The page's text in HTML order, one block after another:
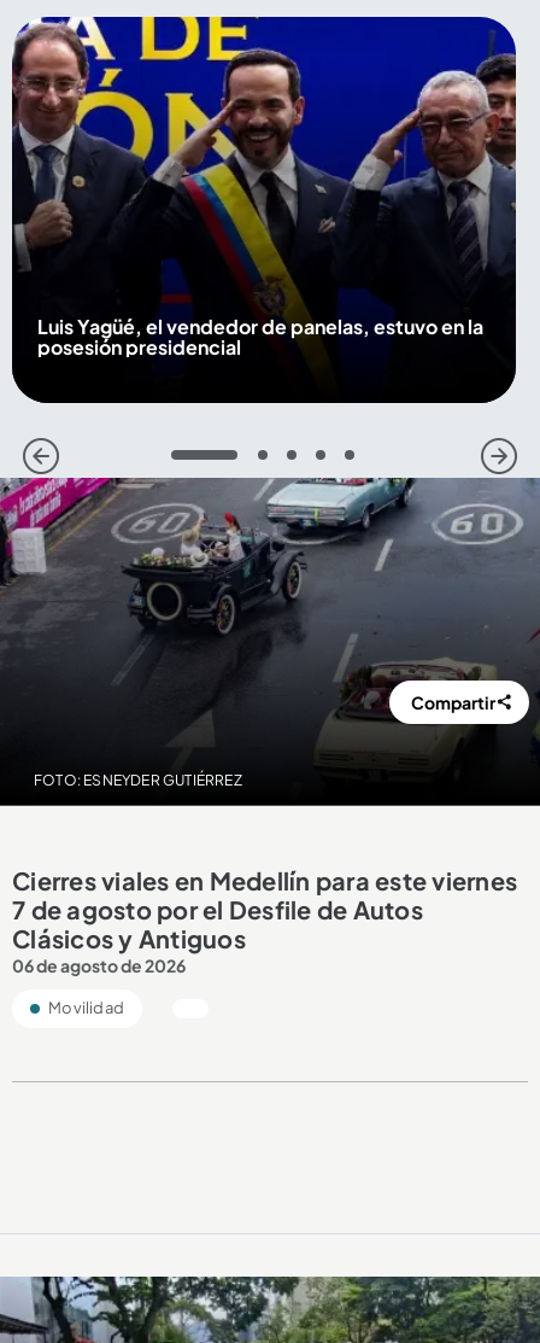
Luis Yagüé, el vendedor de panelas, estuvo en la
posesión presidencial
1 2 3 4 5
FOTO: ESNEYDER GUTIÉRREZ
Compartir
Cierres viales en Medellín para este viernes
7 de agosto por el Desfile de Autos
Clásicos y Antiguos
06 de agosto de 2026
Movilidad